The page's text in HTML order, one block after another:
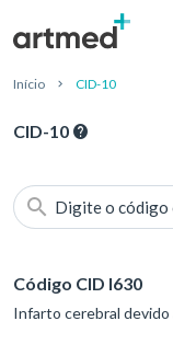
Início CID-10
CID-10
Digite o código
Código CID I630
Infarto cerebral